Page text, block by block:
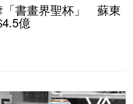
「書畫界聖杯」 蘇東
億